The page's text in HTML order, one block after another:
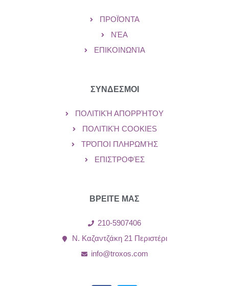
ΠΡΟΪΌΝΤΑ
ΝΈΑ
ΕΠΙΚΟΙΝΩΝΊΑ
ΣΥΝΔΕΣΜΟΙ
ΠΟΛΙΤΙΚΉ ΑΠΟΡΡΉΤΟΥ
ΠΟΛΙΤΙΚΉ COOKIES
ΤΡΌΠΟΙ ΠΛΗΡΩΜΉΣ
ΕΠΙΣΤΡΟΦΈΣ
ΒΡΕΙΤΕ ΜΑΣ
210-5907406
Ν. Καζαντζάκη 21 Περιστέρι
info@troxos.com